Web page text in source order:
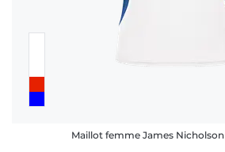
Maillot femme James Nicholson